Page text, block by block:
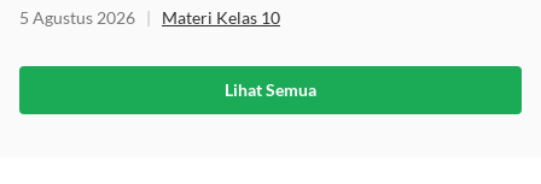
5 Agustus 2026 | Materi Kelas 10
Lihat Semua